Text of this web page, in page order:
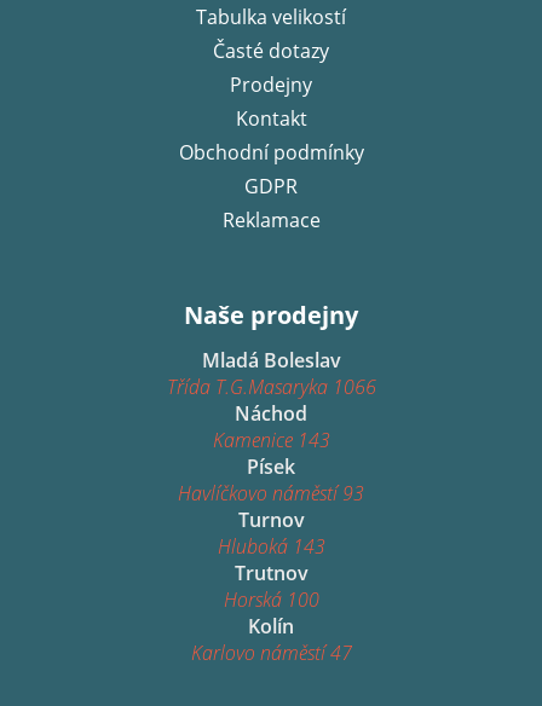
Tabulka velikostí
Časté dotazy
Prodejny
Kontakt
Obchodní podmínky
GDPR
Reklamace
Naše prodejny
Mladá Boleslav
Třída T.G.Masaryka 1066
Náchod
Kamenice 143
Písek
Havlíčkovo náměstí 93
Turnov
Hluboká 143
Trutnov
Horská 100
Kolín
Karlovo náměstí 47